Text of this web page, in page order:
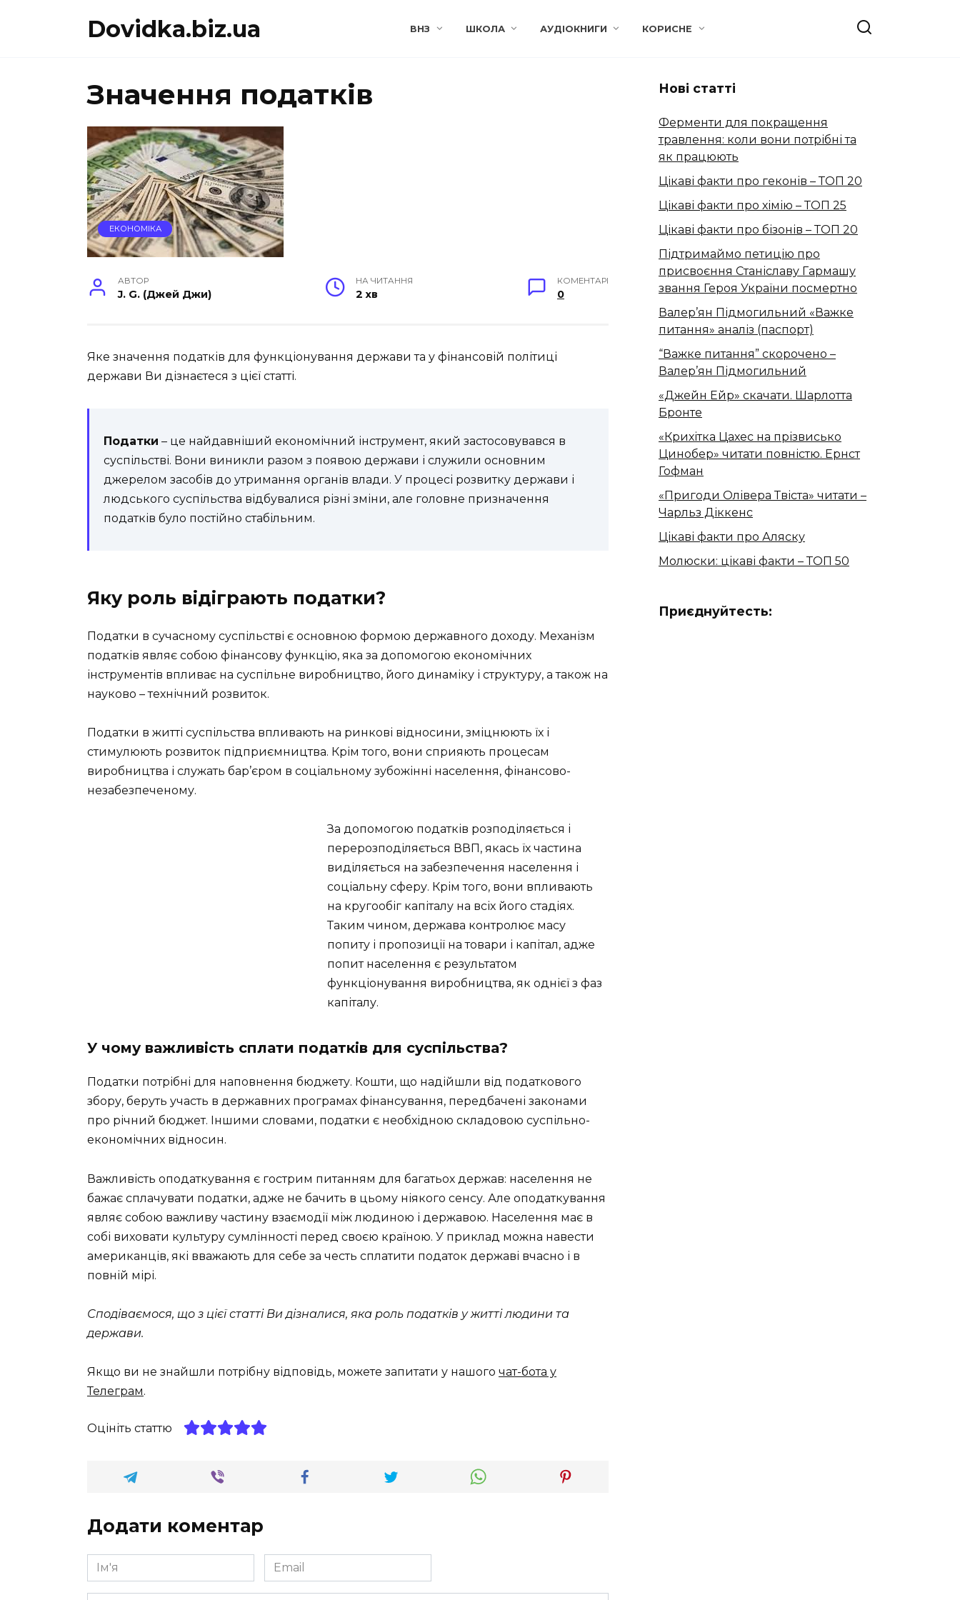
Dovidka.biz.ua ВНЗ ШКОЛА АУДІОКНИГИ КОРИСНЕ
Значення податків
ЕКОНОМІКА
АВТОР
J. G. (Джей Джи)
НА ЧИТАННЯ
2 хв
КОМЕНТАРІ
0
Яке значення податків для функціонування держави та у фінансовій політиці
держави Ви дізнаєтеся з цієї статті.
Податки – це найдавніший економічний інструмент, який застосовувався в
суспільстві. Вони виникли разом з появою держави і служили основним
джерелом засобів до утримання органів влади. У процесі розвитку держави і
людського суспільства відбувалися різні зміни, але головне призначення
податків було постійно стабільним.
Яку роль відіграють податки?
Податки в сучасному суспільстві є основною формою державного доходу. Механізм
податків являє собою фінансову функцію, яка за допомогою економічних
інструментів впливає на суспільне виробництво, його динаміку і структуру, а також на
науково – технічний розвиток.
Податки в житті суспільства впливають на ринкові відносини, зміцнюють їх і
стимулюють розвиток підприємництва. Крім того, вони сприяють процесам
виробництва і служать бар’єром в соціальному зубожінні населення, фінансово-
незабезпеченому.
За допомогою податків розподіляється і
перерозподіляється ВВП, якась їх частина
виділяється на забезпечення населення і
соціальну сферу. Крім того, вони впливають
на кругообіг капіталу на всіх його стадіях.
Таким чином, держава контролює масу
попиту і пропозиції на товари і капітал, адже
попит населення є результатом
функціонування виробництва, як однієї з фаз
капіталу.
У чому важливість сплати податків для суспільства?
Податки потрібні для наповнення бюджету. Кошти, що надійшли від податкового
збору, беруть участь в державних програмах фінансування, передбачені законами
про річний бюджет. Іншими словами, податки є необхідною складовою суспільно-
економічних відносин.
Важливість оподаткування є гострим питанням для багатьох держав: населення не
бажає сплачувати податки, адже не бачить в цьому ніякого сенсу. Але оподаткування
являє собою важливу частину взаємодії між людиною і державою. Населення має в
собі виховати культуру сумлінності перед своєю країною. У приклад можна навести
американців, які вважають для себе за честь сплатити податок державі вчасно і в
повній мірі.
Сподіваємося, що з цієї статті Ви дізналися, яка роль податків у житті людини та
держави.
Якщо ви не знайшли потрібну відповідь, можете запитати у нашого чат-бота у
Телеграм.
Оцініть статтю
Додати коментар
Ім'я
*
Email
*
Нові статті
Ферменти для покращення
травлення: коли вони потрібні та
як працюють
Цікаві факти про геконів – ТОП 20
Цікаві факти про хімію – ТОП 25
Цікаві факти про бізонів – ТОП 20
Підтримаймо петицію про
присвоєння Станіславу Гармашу
звання Героя України посмертно
Валер’ян Підмогильний «Важке
питання» аналіз (паспорт)
“Важке питання” скорочено –
Валер’ян Підмогильний
«Джейн Ейр» скачати. Шарлотта
Бронте
«Крихітка Цахес на прізвисько
Цинобер» читати повністю. Ернст
Гофман
«Пригоди Олівера Твіста» читати –
Чарльз Діккенс
Цікаві факти про Аляску
Молюски: цікаві факти – ТОП 50
Приєднуйтесть: